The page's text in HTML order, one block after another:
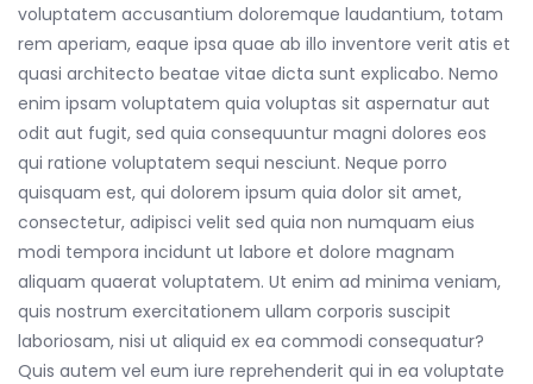
voluptatem accusantium doloremque laudantium, totam
rem aperiam, eaque ipsa quae ab illo inventore verit atis et
quasi architecto beatae vitae dicta sunt explicabo. Nemo
enim ipsam voluptatem quia voluptas sit aspernatur aut
odit aut fugit, sed quia consequuntur magni dolores eos
qui ratione voluptatem sequi nesciunt. Neque porro
quisquam est, qui dolorem ipsum quia dolor sit amet,
consectetur, adipisci velit sed quia non numquam eius
modi tempora incidunt ut labore et dolore magnam
aliquam quaerat voluptatem. Ut enim ad minima veniam,
quis nostrum exercitationem ullam corporis suscipit
laboriosam, nisi ut aliquid ex ea commodi consequatur?
Quis autem vel eum iure reprehenderit qui in ea voluptate